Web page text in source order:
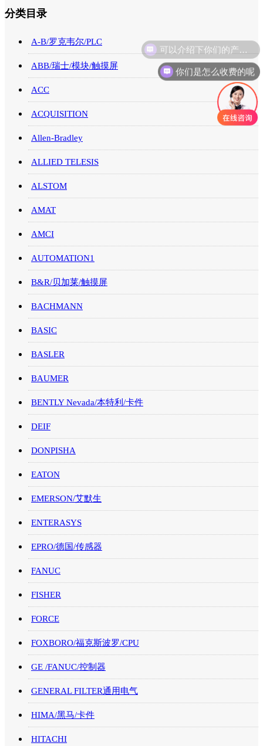
分类目录
A-B/罗克韦尔/PLC
ABB/瑞士/模块/触摸屏
ACC
ACQUISITION
Allen-Bradley
ALLIED TELESIS
ALSTOM
AMAT
AMCI
AUTOMATION1
B&R/贝加莱/触摸屏
BACHMANN
BASIC
BASLER
BAUMER
BENTLY Nevada/本特利/卡件
DEIF
DONPISHA
EATON
EMERSON/艾默生
ENTERASYS
EPRO/德国/传感器
FANUC
FISHER
FORCE
FOXBORO/福克斯波罗/CPU
GE /FANUC/控制器
GENERAL FILTER通用电气
HIMA/黑马/卡件
HITACHI
可以介绍下你们的产品么
你们是怎么收费的呢